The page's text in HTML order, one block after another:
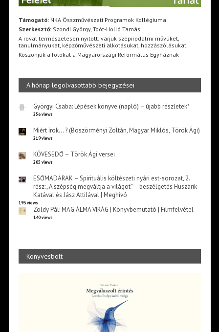
Támogató:NKA Összművészeti Programok Kollégiuma
Szerkesztő:Szondi György, Toót-Holló Tamás
A rovat természetesen nyitott: várjuk szépirodalmi művüket,
tanulmányukat, képzőművészeti alkotásukat, hozzászólásukat.
Köszönjük a fotókat a Magyarországi Református Egyháznak
A hónap legolvasottabb bejegyzései
Györgyi Csaba: Lépések könyve (napló) – újabb részletek*
256 views
Miért írok… ? (Böszörményi Zoltán, Magyar Miklós, Török Ági)
219 views
KÖVESEDŐ – Török Ági versei
205 views
ESŐMADARAK – Spirituális költészeti nyári est-sorozat, 2.
rész: „A szépség megváltja a világot” – beszélgetés Huszárik
Katával és Jász Attilával | Meghívó
193 views
Zöldy Pál: MAG ÁLMA VIRÁG | Könyvbemutató | Filmfelvétel
140 views
Könyvesbolt